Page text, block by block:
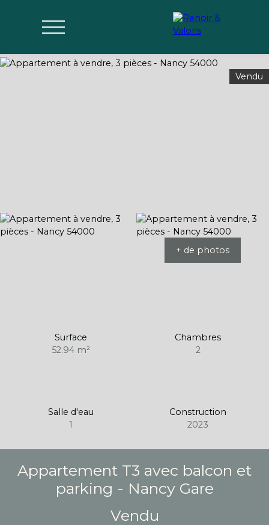
Vendu
+ de photos
Surface
52.94 m²
Chambres
2
Salle d'eau
1
Construction
2023
Appartement T3 avec balcon et
parking - Nancy Gare
Vendu